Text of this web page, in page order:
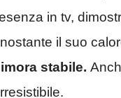
in tv,
il suo
stabile.